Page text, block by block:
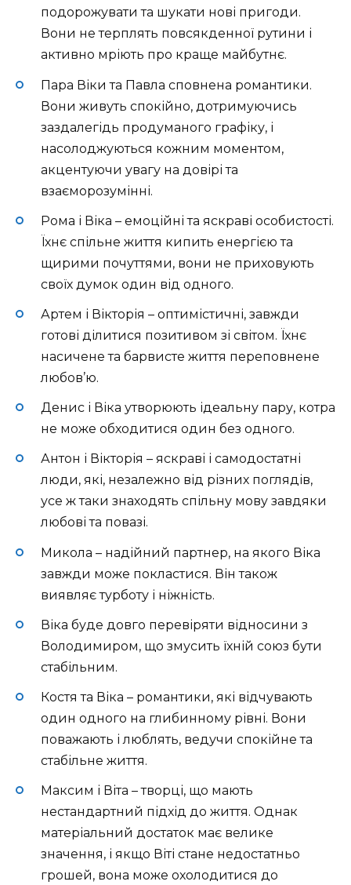
подорожувати та шукати нові пригоди.
Вони не терплять повсякденної рутини і
активно мріють про краще майбутнє.
Пара Віки та Павла сповнена романтики.
Вони живуть спокійно, дотримуючись
заздалегідь продуманого графіку, і
насолоджуються кожним моментом,
акцентуючи увагу на довірі та
взаєморозумінні.
Рома і Віка – емоційні та яскраві особистості.
Їхнє спільне життя кипить енергією та
щирими почуттями, вони не приховують
своїх думок один від одного.
Артем і Вікторія – оптимістичні, завжди
готові ділитися позитивом зі світом. Їхнє
насичене та барвисте життя переповнене
любов’ю.
Денис і Віка утворюють ідеальну пару, котра
не може обходитися один без одного.
Антон і Вікторія – яскраві і самодостатні
люди, які, незалежно від різних поглядів,
усе ж таки знаходять спільну мову завдяки
любові та повазі.
Микола – надійний партнер, на якого Віка
завжди може покластися. Він також
виявляє турботу і ніжність.
Віка буде довго перевіряти відносини з
Володимиром, що змусить їхній союз бути
стабільним.
Костя та Віка – романтики, які відчувають
один одного на глибинному рівні. Вони
поважають і люблять, ведучи спокійне та
стабільне життя.
Максим і Віта – творці, що мають
нестандартний підхід до життя. Однак
матеріальний достаток має велике
значення, і якщо Віті стане недостатньо
грошей, вона може охолодитися до